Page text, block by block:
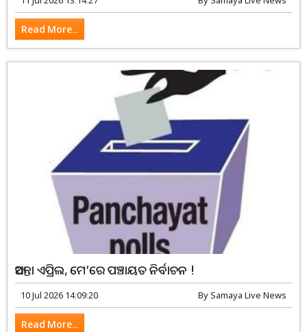
Read More...
ଆସନ୍ତା ଏପ୍ରିଲ, ମେ’ରେ ପଞ୍ଚାୟତ ନିର୍ବାଚନ !
10 Jul 2026 14:09:20 BySamaya Live News
Read More...